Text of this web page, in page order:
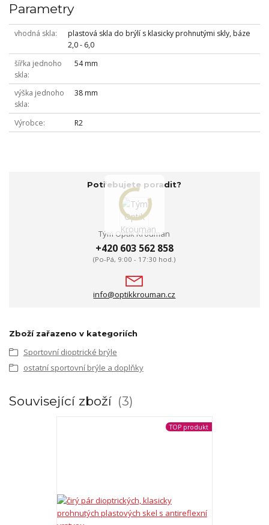
Parametry
vhodná skla
plastová skla do brýlí s klasicky prohnutými skly, báze
2,0 - 6,0
šířka jednoho
skla
54 mm
výška jednoho
skla
38 mm
Výrobce R2
Potřebujete poradit?
Tým Optik Krouman
+420 603 562 858
(Po-Pá, 9:00 - 17:30 hod.)
info@optikkrouman.cz
Zboží zařazeno v kategoriích
Sportovní dioptrické brýle
ostatní sportovní brýle a doplňky
Související zboží 3
TOP produkt